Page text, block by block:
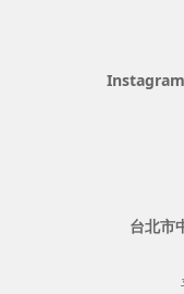
Instagram
台北市